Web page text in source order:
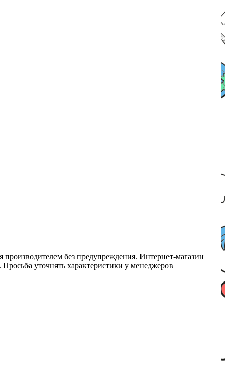
без предупреждения. Интернет-магазин
уточнять характеристики у менеджеров